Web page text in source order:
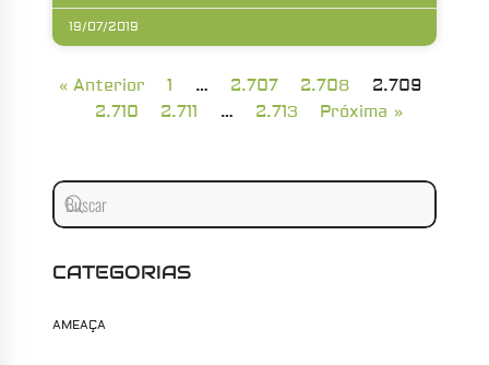
19/07/2019
« Anterior 1 … 2.707 2.708
2.709
2.710
2.711 … 2.713 Próxima »
CATEGORIAS
AMEAÇA